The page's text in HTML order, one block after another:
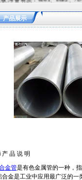
产品展示
产 品 说 明
金管是有色金属管的一种，
合金是工业中应用最广泛的一